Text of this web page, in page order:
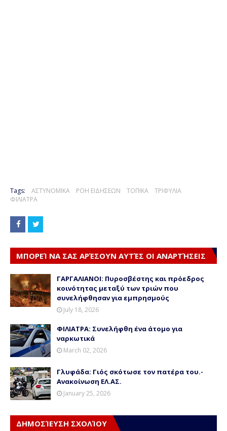
Tags: ΑΣΤΥΝΟΜΙΚΑ ΡΟΗ ΕΙΔΗΣΕΩΝ ΤΟΠΙΚΑ
ΤΡΙΦΥΛΙΑ
ΦΙΛΙΑΤΡΑ
ΜΠΟΡΕΊ ΝΑ ΣΑΣ ΑΡΈΣΟΥΝ ΑΥΤΈΣ ΟΙ ΑΝΑΡΤΉΣΕΙΣ
ΓΑΡΓΑΛΙΑΝΟΙ: Πυροσβέστης και πρόεδρος
κοινότητας μεταξύ των τριών που
συνελήφθησαν για εμπρησμούς
July 18, 2026
ΦΙΛΙΑΤΡΑ: Συνελήφθη ένα άτομο για
ναρκωτικά
March 02, 2026
Γλυφάδα: Γιός σκότωσε τον πατέρα του.-
Ανακοίνωση ΕΛ.ΑΣ.
January 25, 2026
ΔΗΜΟΣΊΕΥΣΗ ΣΧΟΛΊΟΥ